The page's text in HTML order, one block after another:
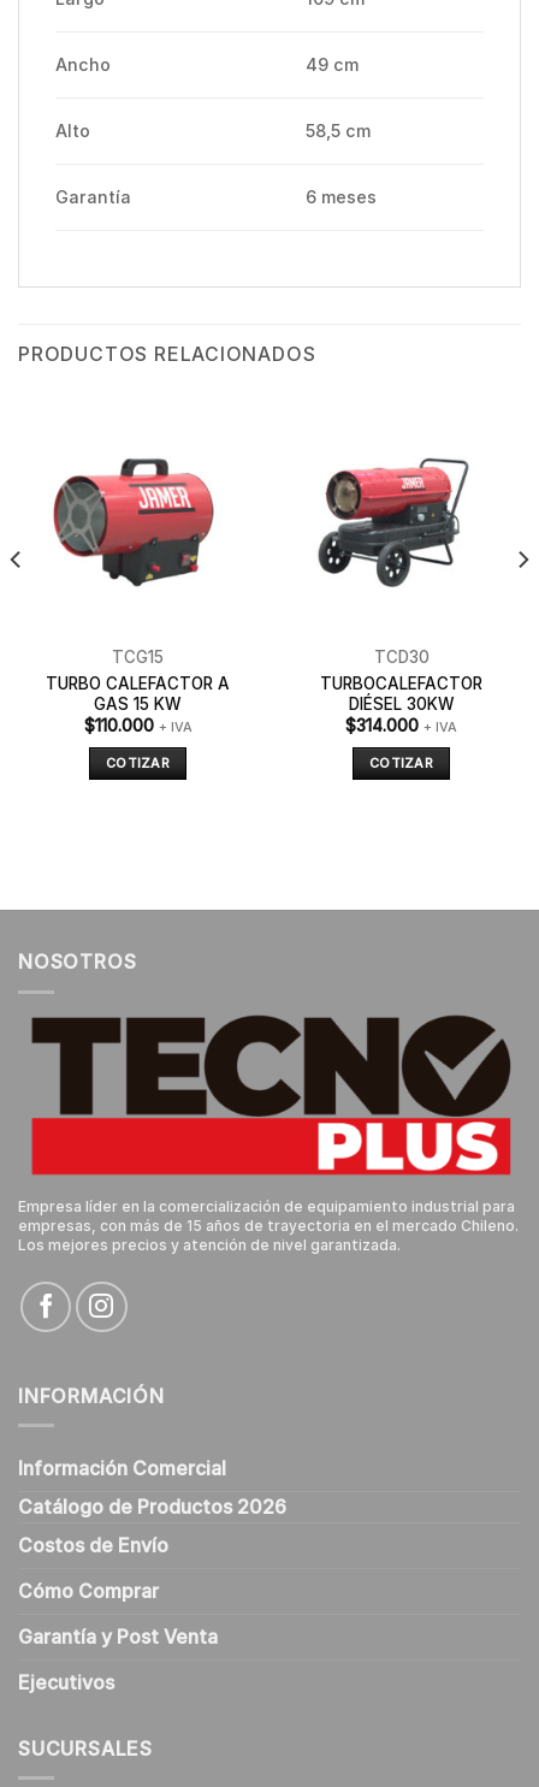
Ancho 49 cm
Alto 58,5 cm
Garantía 6 meses
PRODUCTOS RELACIONADOS
TCG15
TURBO CALEFACTOR A
GAS 15 KW
$110.000 + IVA
COTIZAR
TCD30
TURBOCALEFACTOR
DIÉSEL 30KW
$314.000 + IVA
COTIZAR
NOSOTROS
Empresa líder en la comercialización de equipamiento industrial para
empresas, con más de 15 años de trayectoria en el mercado Chileno.
Los mejores precios y atención de nivel garantizada.
INFORMACIÓN
Información Comercial
Catálogo de Productos 2026
Costos de Envío
Cómo Comprar
Garantía y Post Venta
Ejecutivos
SUCURSALES